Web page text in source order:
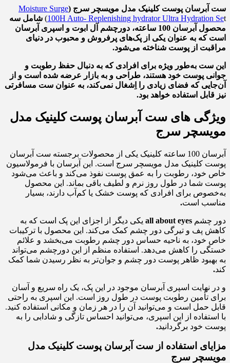
ست آبرسان پوست کلینیک مدل مویسچر سرج (Moisture Surge
100H Auto- Replenishing hydrator Ultra Hydration Set)
شامل سه
محصول آبرسان 100 ساعته، دورچشم آل ابوت و اسپری آبرسان
است که به عنوان یکی از پک‌های پرفروش و محبوب در دنیای
مراقبت از پوست شناخته می‌شود.
این ست به‌طور ویژه برای افرادی که به دنبال حفظ رطوبت و
جوانی پوست خود هستند، طراحی و به بازار عرضه شده است و از
آن‌جایی که فضای زیادی را اِشغال نمی‌کند، به عنوان ست مسافرتی
نیز قابل استفاده خواهد بود.
ویژگی‌ های ست آبرسان پوست کلینیک مدل
مویسچر سرج
آبرسان 100 ساعته کلینیک یکی از محصولات برجسته ست آبرسان
پوست کلینیک مدل مویسچر سرج است. این آبرسان با فرمولاسیون
خاص خود، رطوبت را به عمق پوست نفوذ می‌کند و باعث می‌شود
پوست شما در طول روز نرم و لطیف باقی بماند. این محصول
به‌خصوص برای افرادی که پوست خشک یا کم‌آب دارند، بسیار
مناسب است.
دور چشم all about eyes یکی دیگر از اجزای این پک است که به
کاهش پف و تیرگی دور چشم کمک می‌کند. این محصول با ترکیبات
خاص خود، به ناحیه حساس دور چشم رطوبت می‌بخشد و علائم
خستگی را کاهش می‌دهد. استفاده منظم از این دورچشم می‌تواند
به بهبود ظاهر پوست دور چشم و جوان‌تر به نظر رسیدن شما کمک
کند.
و در نهایت اسپری آبرسان موجود در این پک، یک راه سریع و آسان
برای تأمین رطوبت پوست در طول روز است. این اسپری به راحتی
قابل حمل است و می‌توانید آن را در هر زمان و مکانی استفاده کنید.
با استفاده از این اسپری، می‌توانید احساس تازگی و شادابی را به
پوست خود برگردانید.
مزایای استفاده از ست آبرسان پوست کلینیک مدل
مویسچر سرج